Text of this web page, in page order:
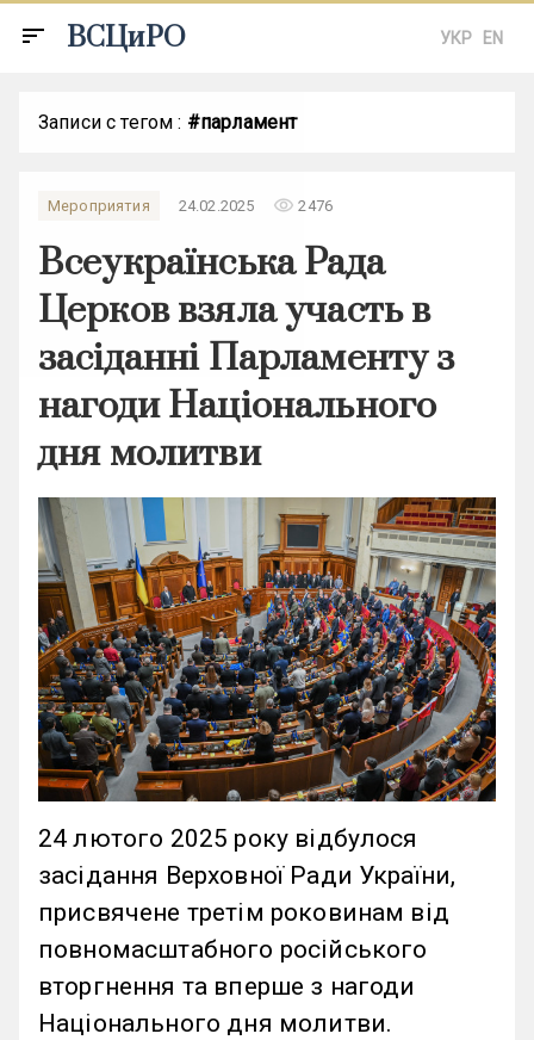
sort ВСЦиРО УКР EN
Записи с тегом : #парламент
Мероприятия 24.02.2025 remove_red_eye 2476
Всеукраїнська Рада
Церков взяла участь в
засіданні Парламенту з
нагоди Національного
дня молитви
24 лютого 2025 року відбулося
засідання Верховної Ради України,
присвячене третім роковинам від
повномасштабного російського
вторгнення та вперше з нагоди
Національного дня молитви.